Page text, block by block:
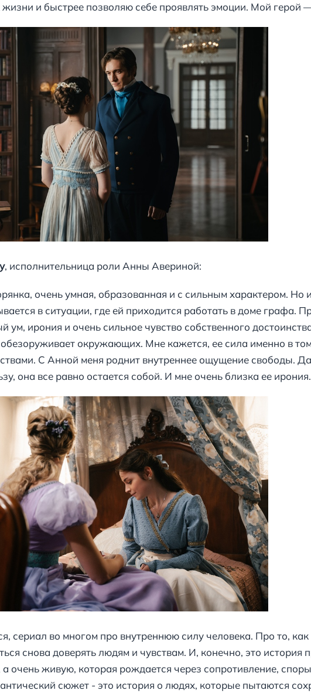
жизни и быстрее позволяю себе проявлять эмоции. Мой герой
, исполнительница роли Анны Авериной:
очень умная, образованная и с сильным характером. Но
в ситуации, где ей приходится работать в доме графа.
ум, ирония и очень сильное чувство собственного
окружающих. Мне кажется, ее сила именно в
С Анной меня роднит внутреннее ощущение свободы.
она все равно остается собой. И мне очень близка ее ирония.
сериал во многом про внутреннюю силу человека. Про то, как
снова доверять людям и чувствам. И, конечно, это
очень живую, которая рождается через сопротивление,
сюжет - это история о людях, которые пытаются